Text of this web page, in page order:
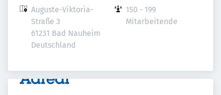
Auguste-Viktoria-
Straße 3
61231 Bad Nauheim
Deutschland
150 - 199
Mitarbeitende